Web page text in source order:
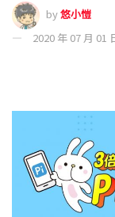
by悠小愷
2020 年 07 月 01